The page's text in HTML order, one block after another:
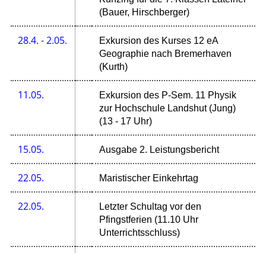
(Bauer, Hirschberger)
28.4. - 2.05.
Exkursion des Kurses 12 eA
Geographie nach Bremerhaven
(Kurth)
11.05.
Exkursion des P-Sem. 11 Physik
zur Hochschule Landshut (Jung)
(13 - 17 Uhr)
15.05. Ausgabe 2. Leistungsbericht
22.05. Maristischer Einkehrtag
22.05.
Letzter Schultag vor den
Pfingstferien (11.10 Uhr
Unterrichtsschluss)